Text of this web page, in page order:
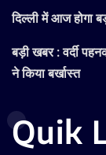
दिल्ली में आज होगा
बड़ी खबर : वर्दी
ने किया बर्खास्त
Quik